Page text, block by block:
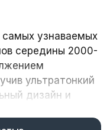
узнаваемых
середины 2000-
ультратонкий
дизайн и